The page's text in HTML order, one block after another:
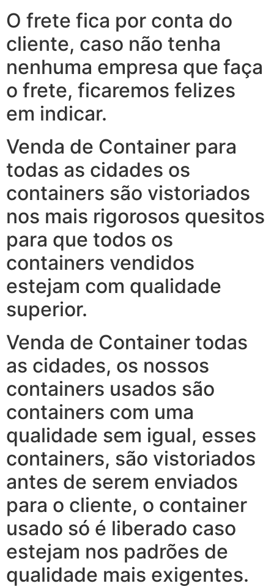
O frete fica por conta do
cliente, caso não tenha
nenhuma empresa que faça
o frete, ficaremos felizes
em indicar.
Venda de Container para
todas as cidades os
containers são vistoriados
nos mais rigorosos quesitos
para que todos os
containers vendidos
estejam com qualidade
superior.
Venda de Container todas
as cidades, os nossos
containers usados são
containers com uma
qualidade sem igual, esses
containers, são vistoriados
antes de serem enviados
para o cliente, o container
usado só é liberado caso
estejam nos padrões de
qualidade mais exigentes.